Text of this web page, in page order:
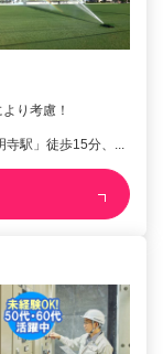
り考慮！
駅」徒歩15分、...